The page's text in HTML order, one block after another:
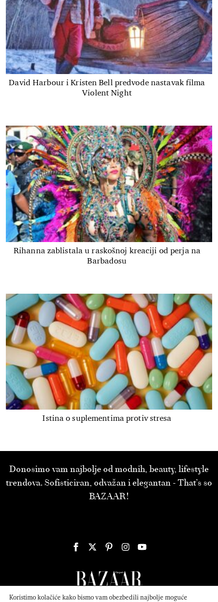
David Harbour i Kristen Bell predvode nastavak filma
Violent Night
Rihanna zablistala u raskošnoj kreaciji od perja na
Barbadosu
Istina o suplementima protiv stresa
Donosimo vam najbolje od modnih, beauty, lifestyle
trendova. Sofisticiran, odvažan i elegantan - That’s so
BAZAAR!
Koristimo kolačiće kako bismo vam obezbedili najbolje moguće